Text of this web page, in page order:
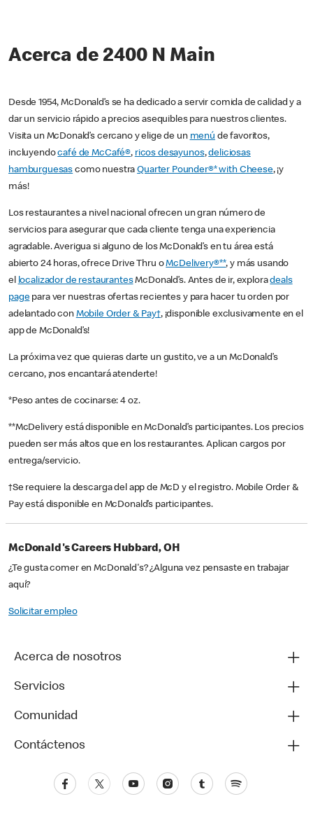
Acerca de 2400 N Main
Desde 1954, McDonald’s se ha dedicado a servir comida de calidad y a
dar un servicio rápido a precios asequibles para nuestros clientes.
Visita un McDonald’s cercano y elige de un menú de favoritos,
incluyendocafé de McCafé®, ricos desayunos,deliciosas
hamburguesas como nuestraQuarter Pounder®* with Cheese, ¡y
más!
Los restaurantes a nivel nacional ofrecen un gran número de
servicios para asegurar que cada cliente tenga una experiencia
agradable. Averigua si alguno de los McDonald’s en tu área está
abierto 24 horas, ofrece Drive Thru oMcDelivery®**, y más usando
el localizador de restaurantesMcDonald’s. Antes de ir, exploradeals
pagepara ver nuestras ofertas recientes y para hacer tu orden por
adelantado con Mobile Order & Pay†, ¡disponible exclusivamente en el
app de McDonald’s!
La próxima vez que quieras darte un gustito, ve a un McDonald’s
cercano, ¡nos encantará atenderte!
*Peso antes de cocinarse: 4 oz.
**McDelivery está disponible en McDonald’s participantes. Los precios
pueden ser más altos que en los restaurantes. Aplican cargos por
entrega/servicio.
†Se requiere la descarga del app de McD y el registro. Mobile Order &
Pay está disponible en McDonald’s participantes.
McDonald's Careers Hubbard, OH
¿Te gusta comer en McDonald's? ¿Alguna vez pensaste en trabajar
aquí?
Solicitar empleo
Acerca de nosotros
Servicios
Comunidad
Contáctenos